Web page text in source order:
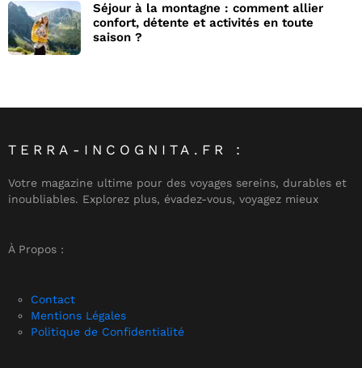
Séjour à la montagne : comment allier
confort, détente et activités en toute
saison ?
TERRA-INCOGNITA.FR :
Votre magazine ultime pour des voyages sereins, durables et
inoubliables. Explorez plus, évadez-vous, voyagez mieux
À Propos :
Contact
Mentions Légales
Politique de Confidentialité